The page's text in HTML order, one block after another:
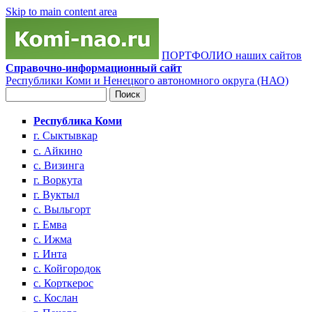
Skip to main content area
ПОРТФОЛИО наших сайтов
Справочно-информационный сайт
Республики Коми и Ненецкого автономного округа (НАО)
Республика Коми
г. Сыктывкар
с. Айкино
с. Визинга
г. Воркута
г. Вуктыл
с. Выльгорт
г. Емва
с. Ижма
г. Инта
с. Койгородок
с. Корткерос
с. Кослан